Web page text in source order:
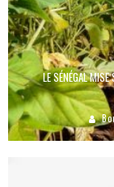
LE SÉNÉGAL